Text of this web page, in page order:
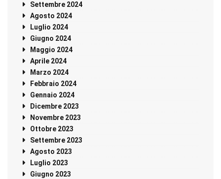
Settembre 2024
Agosto 2024
Luglio 2024
Giugno 2024
Maggio 2024
Aprile 2024
Marzo 2024
Febbraio 2024
Gennaio 2024
Dicembre 2023
Novembre 2023
Ottobre 2023
Settembre 2023
Agosto 2023
Luglio 2023
Giugno 2023